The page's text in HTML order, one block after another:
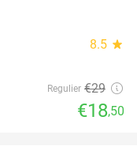
8.5 star
Regulier €29
€18,50